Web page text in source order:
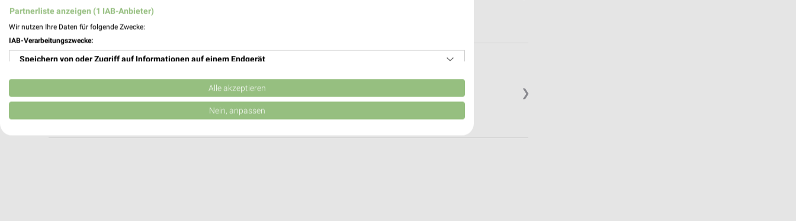
Heute 08:00 - 17:30 Uhr |
553,04 km
❯
POLO Motorrad Store Kempten (Allgäu)
Heute 09:00 - 20:00 Uhr | Geschlossen
Partnerliste anzeigen (1 IAB-Anbieter)
Wir nutzen Ihre Daten für folgende Zwecke:
IAB-Verarbeitungszwecke:
Speichern von oder Zugriff auf Informationen auf einem Endgerät
Verwendung reduzierter Daten zur Auswahl von Werbeanzeigen
Erstellung von Profilen für personalisierte Werbung
Alle akzeptieren
Nein, anpassen